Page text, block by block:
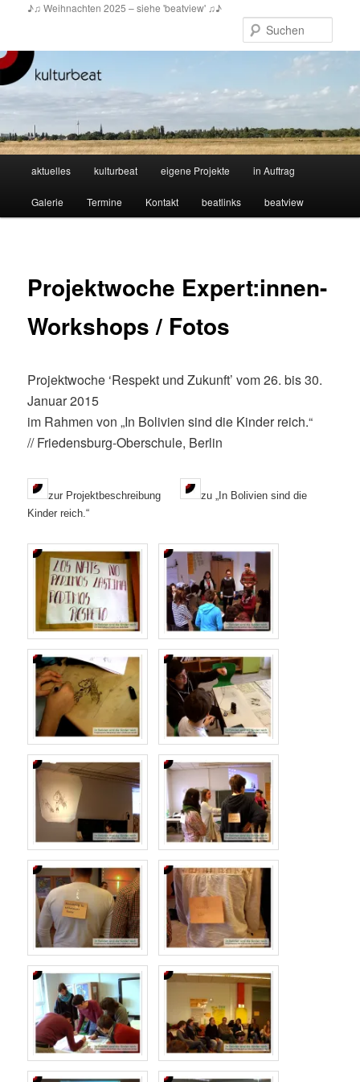
springen
♪♫ Weihnachten 2025 – siehe 'beatview' ♫♪
aktuelles kulturbeat eigene Projekte in Auftrag
Galerie Termine Kontakt beatlinks beatview
Projektwoche Expert:innen-
Workshops / Fotos
Projektwoche ‘Respekt und Zukunft’ vom 26. bis 30.
Januar 2015
im Rahmen von „In Bolivien sind die Kinder reich.“
// Friedensburg-Oberschule, Berlin
zur Projektbeschreibung
zu „In Bolivien sind die
Kinder reich.“